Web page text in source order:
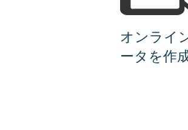
オンライ
ータを作成